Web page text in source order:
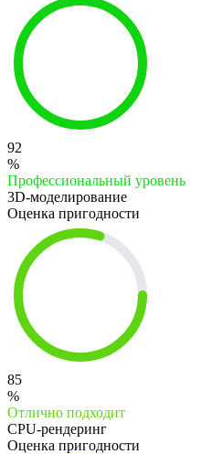
92
%
Профессиональный уровень
3D-моделирование
Оценка пригодности
85
%
Отлично подходит
CPU-рендеринг
Оценка пригодности